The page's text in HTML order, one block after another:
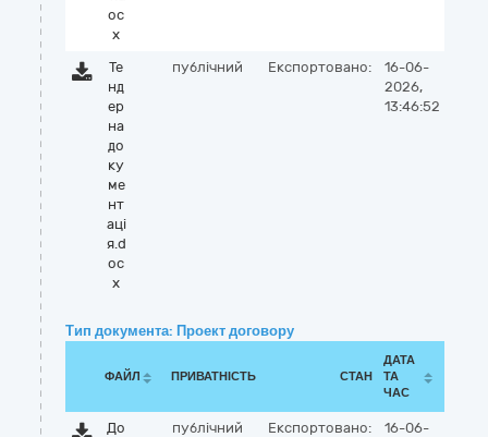
oc
x
Те
нд
ер
на
до
ку
ме
нт
аці
я.d
oc
x
публічний Експортовано:
16-06-
2026,
13:46:52
Тип документа: Проект договору
ФАЙЛ ПРИВАТНІСТЬ СТАН
ДАТА
ТА
ЧАС
До
публічний Експортовано:
16-06-